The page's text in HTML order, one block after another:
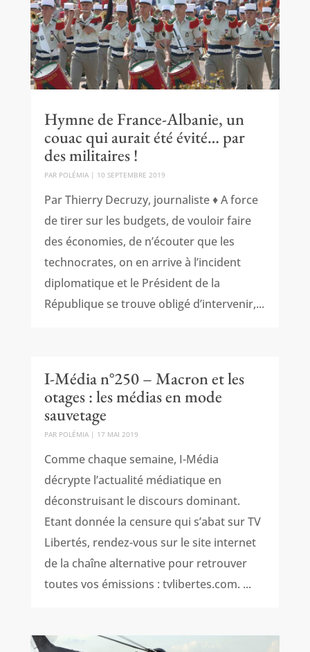
Hymne de France-Albanie, un
couac qui aurait été évité… par
des militaires !
PAR POLÉMIA| 10 SEPTEMBRE 2019
Par Thierry Decruzy, journaliste ♦ A force
de tirer sur les budgets, de vouloir faire
des économies, de n’écouter que les
technocrates, on en arrive à l’incident
diplomatique et le Président de la
République se trouve obligé d’intervenir,...
I-Média n°250 – Macron et les
otages : les médias en mode
sauvetage
PAR POLÉMIA| 17 MAI 2019
Comme chaque semaine, I-Média
décrypte l’actualité médiatique en
déconstruisant le discours dominant.
Etant donnée la censure qui s’abat sur TV
Libertés, rendez-vous sur le site internet
de la chaîne alternative pour retrouver
toutes vos émissions : tvlibertes.com. ...